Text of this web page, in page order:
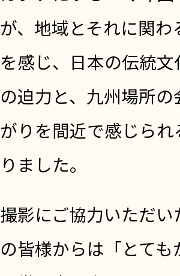
が、地域とそれに関
を感じ、日本の伝統
の迫力と、九州場所
がりを間近で感じら
りました。
撮影にご協力いただ
の皆様からは「とて